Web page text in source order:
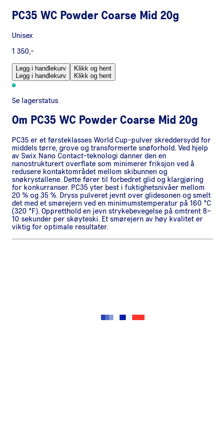
PC35 WC Powder Coarse Mid 20g
Unisex
1 350,-
Legg i handlekurv
Legg i handlekurv
Klikk og hent
Klikk og hent
Se lagerstatus
Om PC35 WC Powder Coarse Mid 20g
PC35 er et førsteklasses World Cup-pulver skreddersydd for
middels tørre, grove og transformerte snøforhold. Ved hjelp
av Swix Nano Contact-teknologi danner den en
nanostrukturert overflate som minimerer friksjon ved å
redusere kontaktområdet mellom skibunnen og
snøkrystallene. Dette fører til forbedret glid og klargjøring
for konkurranser. PC35 yter best i fuktighetsnivåer mellom
20 % og 35 %. Dryss pulveret jevnt over glidesonen og smelt
det med et smørejern ved en minimumstemperatur på 160 °C
(320 °F). Oppretthold en jevn strykebevegelse på omtrent 8–
10 sekunder per skøyteski. Et smørejern av høy kvalitet er
viktig for optimale resultater.